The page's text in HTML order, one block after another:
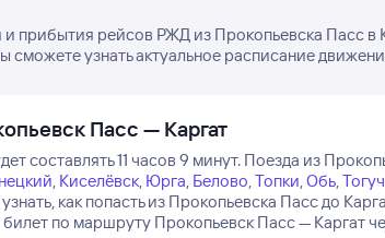
прибытия рейсов РЖД из Прокопьевска Пасс
сможете узнать актуальное расписание
Пасс — Каргат
составлять 11 часов 9 минут. Поезда из
, Киселёвск, Юрга, Белово,Топки,Обь,
как попасть из Прокопьевска Пасс до
по маршруту Прокопьевск Пасс — Каргат